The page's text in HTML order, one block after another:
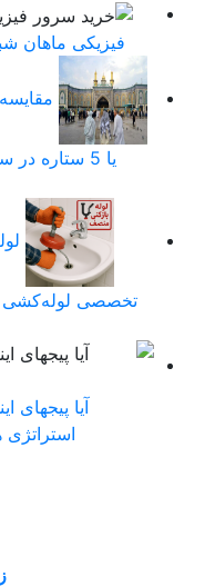
فیزیکی ماهان شبکه
مقایسه
لوله
تخصصی لوله‌کشی و
آیا پیجهای
استراتژی